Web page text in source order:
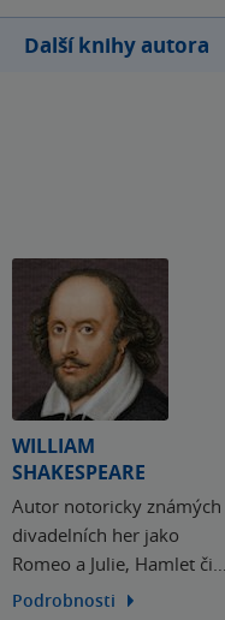
Další knihy autora
WILLIAM
SHAKESPEARE
Autor notoricky známých
divadelních her jako
Romeo a Julie, Hamlet či
Sen noci svatojánské -
Podrobnosti